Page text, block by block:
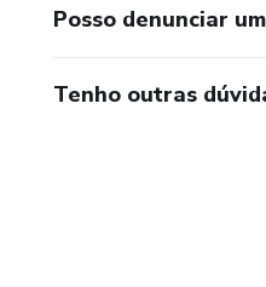
Posso denunciar
Tenho outras